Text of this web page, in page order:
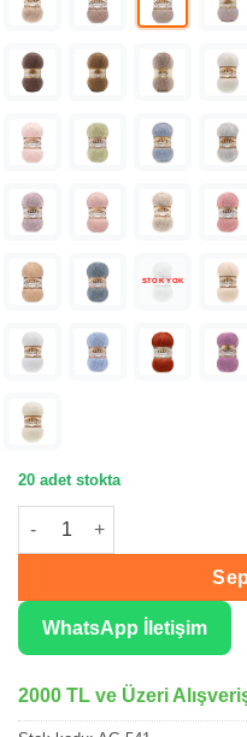
STOK YOK
20 adet stokta
Alize Angora Gold Açık
WhatsApp İletişim
2000 TL ve Üzeri